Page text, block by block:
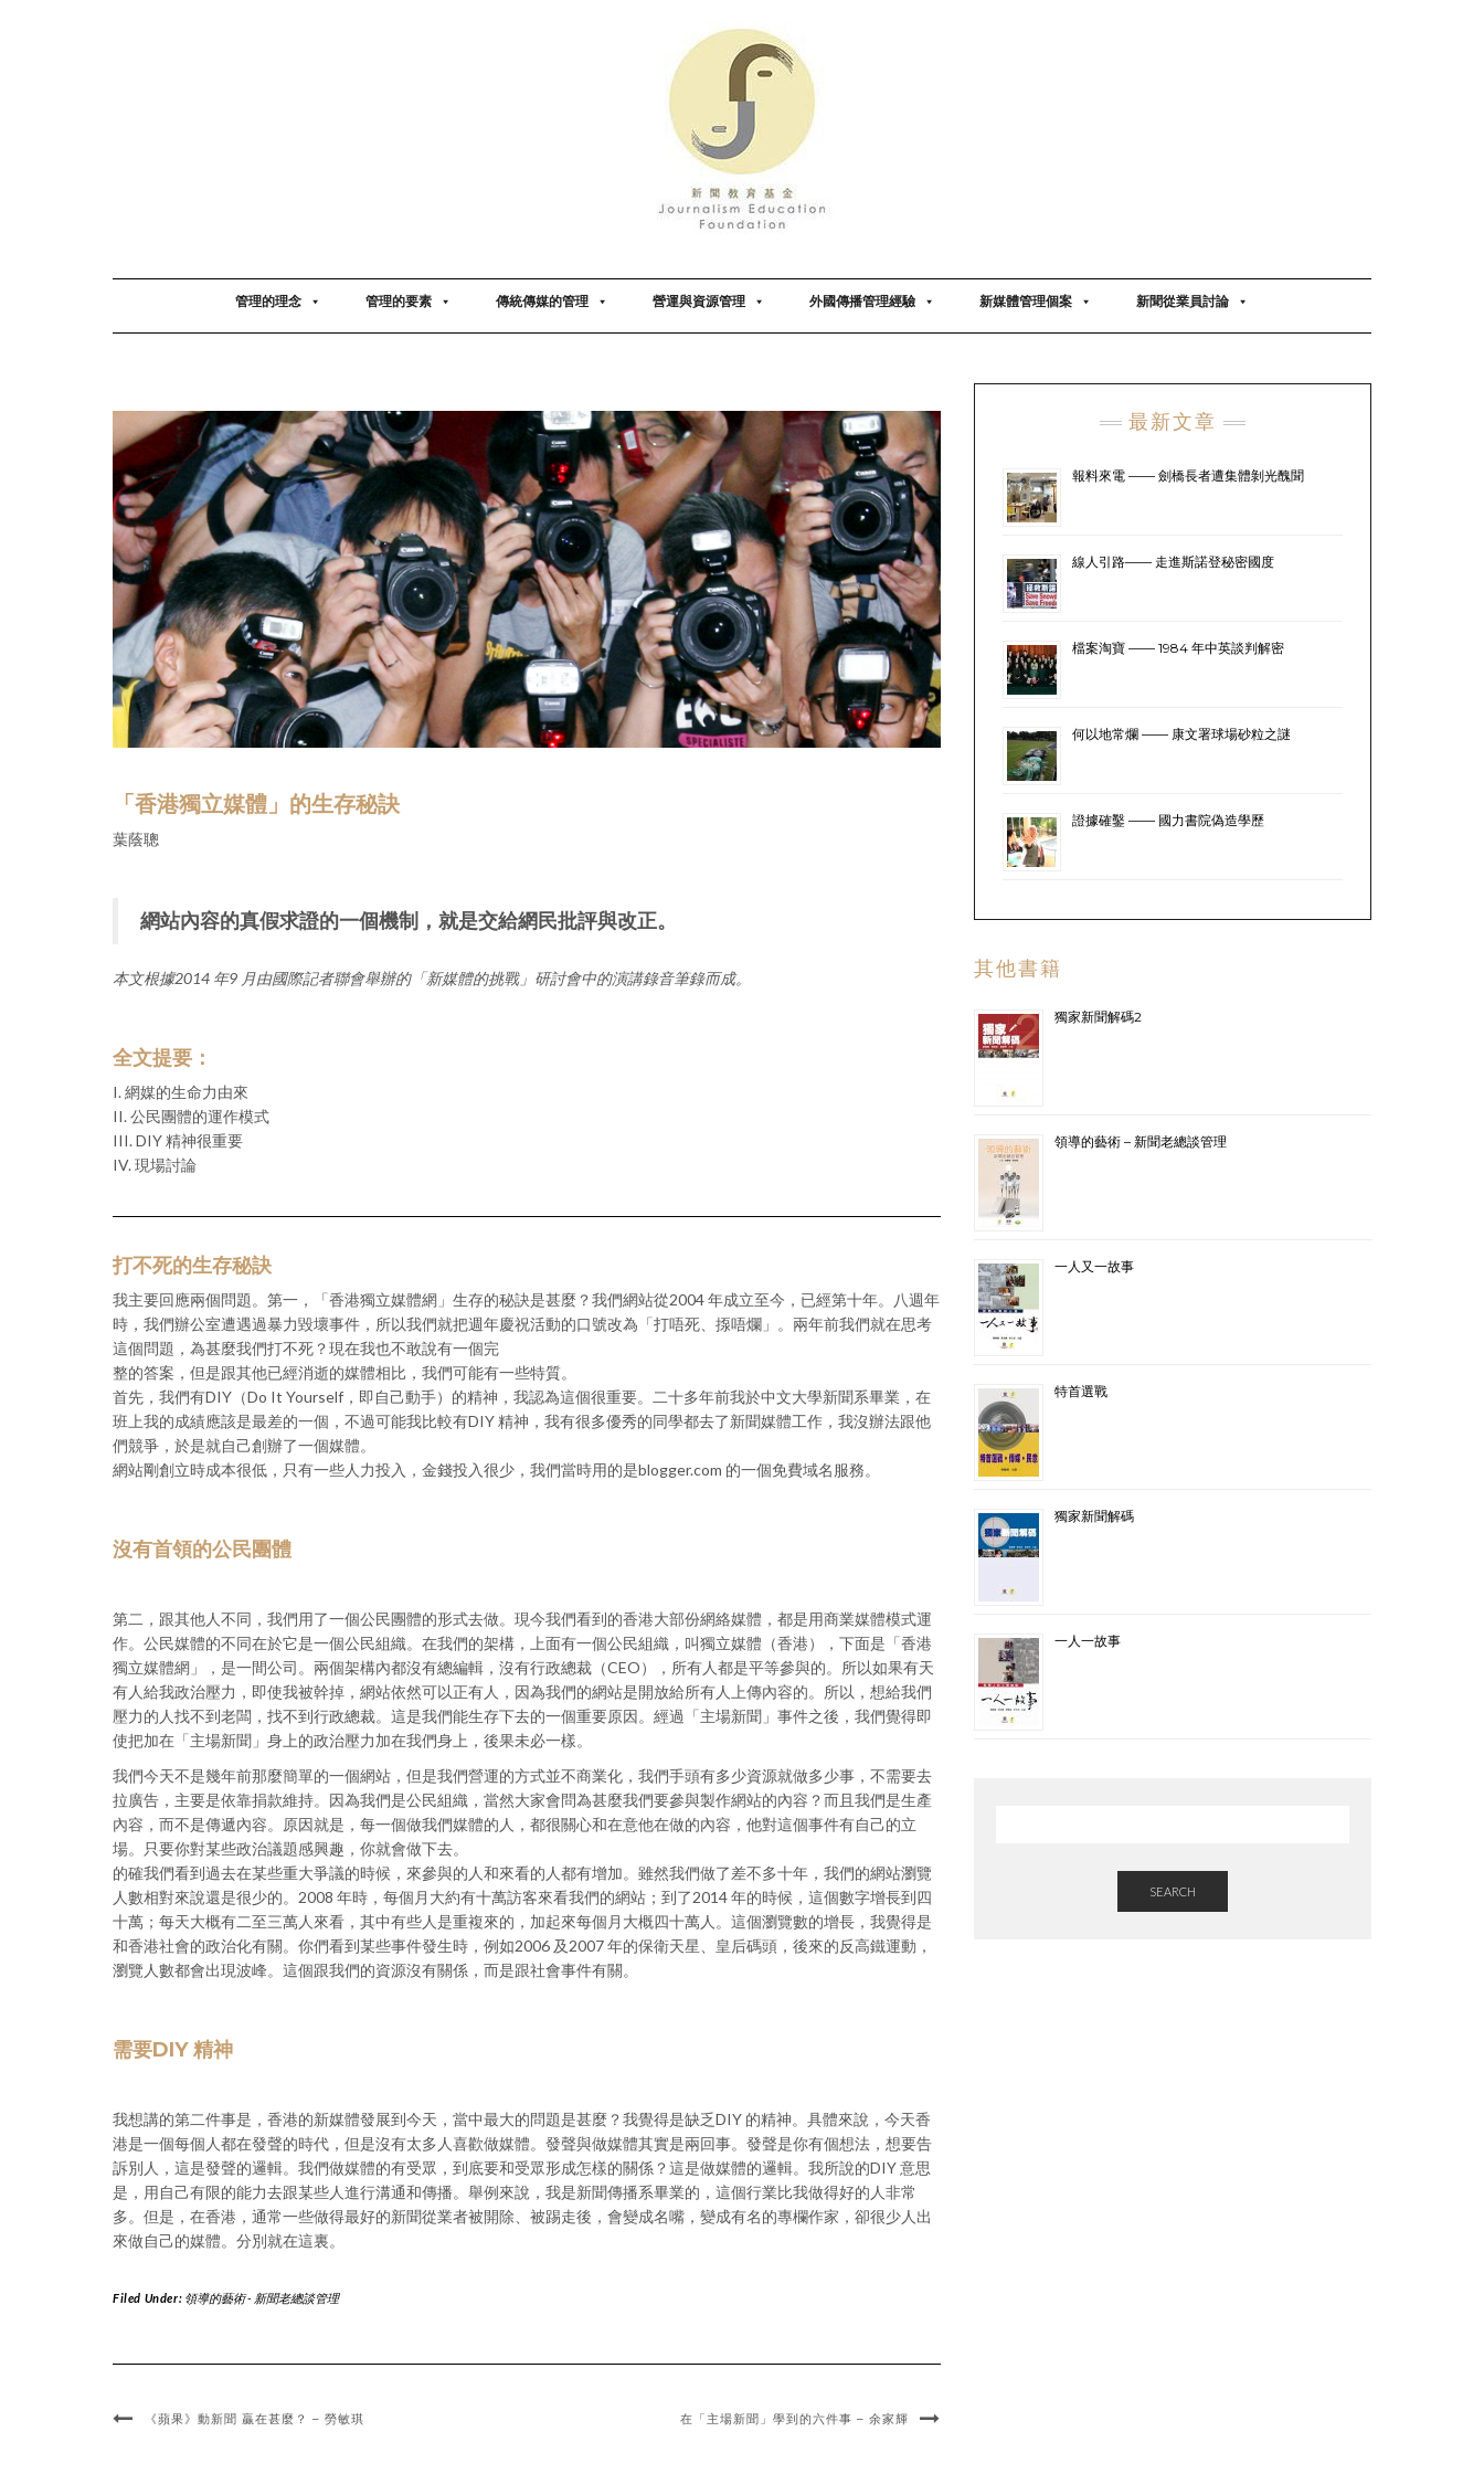
管理的理念 管理的要素 傳統傳媒的管理 營運與資源管理 外國傳播管理經驗 新媒體管理個案 新聞從業員討論
「香港獨立媒體」的生存秘訣
葉蔭聰
網站內容的真假求證的一個機制，就是交給網民批評與改正。
本文根據2014 年9 月由國際記者聯會舉辦的「新媒體的挑戰」研討會中的演講錄音筆錄而成。
全文提要：
I. 網媒的生命力由來
II. 公民團體的運作模式
III. DIY 精神很重要
IV. 現場討論
打不死的生存秘訣
我主要回應兩個問題。第一，「香港獨立媒體網」生存的秘訣是甚麼？我們網站從2004 年成立至今，已經第十年。八週年
時，我們辦公室遭遇過暴力毀壞事件，所以我們就把週年慶祝活動的口號改為「打唔死、揼唔爛」。兩年前我們就在思考
這個問題，為甚麼我們打不死？現在我也不敢說有一個完
整的答案，但是跟其他已經消逝的媒體相比，我們可能有一些特質。
首先，我們有DIY（Do It Yourself，即自己動手）的精神，我認為這個很重要。二十多年前我於中文大學新聞系畢業，在
班上我的成績應該是最差的一個，不過可能我比較有DIY 精神，我有很多優秀的同學都去了新聞媒體工作，我沒辦法跟他
們競爭，於是就自己創辦了一個媒體。
網站剛創立時成本很低，只有一些人力投入，金錢投入很少，我們當時用的是blogger.com 的一個免費域名服務。
沒有首領的公民團體
第二，跟其他人不同，我們用了一個公民團體的形式去做。現今我們看到的香港大部份網絡媒體，都是用商業媒體模式運
作。公民媒體的不同在於它是一個公民組織。在我們的架構，上面有一個公民組織，叫獨立媒體（香港），下面是「香港
獨立媒體網」，是一間公司。兩個架構內都沒有總編輯，沒有行政總裁（CEO），所有人都是平等參與的。所以如果有天
有人給我政治壓力，即使我被幹掉，網站依然可以正有人，因為我們的網站是開放給所有人上傳內容的。所以，想給我們
壓力的人找不到老闆，找不到行政總裁。這是我們能生存下去的一個重要原因。經過「主場新聞」事件之後，我們覺得即
使把加在「主場新聞」身上的政治壓力加在我們身上，後果未必一樣。
我們今天不是幾年前那麼簡單的一個網站，但是我們營運的方式並不商業化，我們手頭有多少資源就做多少事，不需要去
拉廣告，主要是依靠捐款維持。因為我們是公民組織，當然大家會問為甚麼我們要參與製作網站的內容？而且我們是生產
內容，而不是傳遞內容。原因就是，每一個做我們媒體的人，都很關心和在意他在做的內容，他對這個事件有自己的立
場。只要你對某些政治議題感興趣，你就會做下去。
的確我們看到過去在某些重大爭議的時候，來參與的人和來看的人都有增加。雖然我們做了差不多十年，我們的網站瀏覽
人數相對來說還是很少的。2008 年時，每個月大約有十萬訪客來看我們的網站；到了2014 年的時候，這個數字增長到四
十萬；每天大概有二至三萬人來看，其中有些人是重複來的，加起來每個月大概四十萬人。這個瀏覽數的增長，我覺得是
和香港社會的政治化有關。你們看到某些事件發生時，例如2006 及2007 年的保衛天星、皇后碼頭，後來的反高鐵運動，
瀏覽人數都會出現波峰。這個跟我們的資源沒有關係，而是跟社會事件有關。
需要DIY 精神
我想講的第二件事是，香港的新媒體發展到今天，當中最大的問題是甚麼？我覺得是缺乏DIY 的精神。具體來說，今天香
港是一個每個人都在發聲的時代，但是沒有太多人喜歡做媒體。發聲與做媒體其實是兩回事。發聲是你有個想法，想要告
訴別人，這是發聲的邏輯。我們做媒體的有受眾，到底要和受眾形成怎樣的關係？這是做媒體的邏輯。我所說的DIY 意思
是，用自己有限的能力去跟某些人進行溝通和傳播。舉例來說，我是新聞傳播系畢業的，這個行業比我做得好的人非常
多。但是，在香港，通常一些做得最好的新聞從業者被開除、被踢走後，會變成名嘴，變成有名的專欄作家，卻很少人出
來做自己的媒體。分別就在這裏。
Filed Under: 領導的藝術 - 新聞老總談管理
《蘋果》動新聞 贏在甚麼？ – 勞敏琪 在「主場新聞」學到的六件事 – 余家輝
最新文章
報料來電 —— 劍橋長者遭集體剝光醜聞
線人引路—— 走進斯諾登秘密國度
檔案淘寶 —— 1984 年中英談判解密
何以地常爛 —— 康文署球場砂粒之謎
證據確鑿 —— 國力書院偽造學歷
其他書籍
獨家新聞解碼2
領導的藝術 – 新聞老總談管理
一人又一故事
特首選戰
獨家新聞解碼
一人一故事
SEARCH